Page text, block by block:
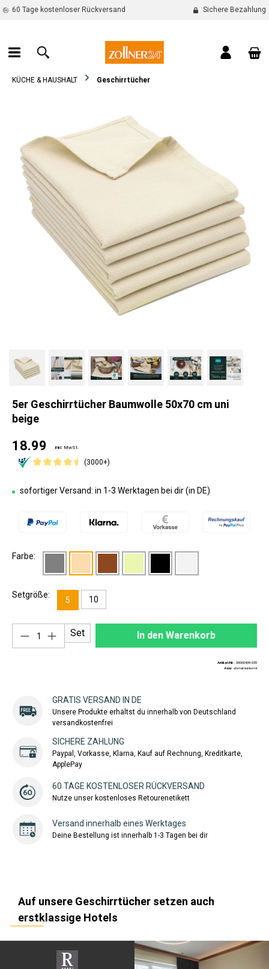
springen
60 Tage kostenloser Rückversand Sichere Bezahlung
KÜCHE & HAUSHALT Geschirrtücher
5er Geschirrtücher Baumwolle 50x70 cm uni
beige
18.99 inkl. MwSt.
(3000+)
sofortiger Versand: in 1-3 Werktagen bei dir (in DE)
Farbe:
Setgröße:
5 10
Produkt Anzahl: Gib den gewünschten
Set In den Warenkorb
Artikel-Nr.: 00000439-035
EAN: 4260408436658
GRATIS VERSAND IN DE
Unsere Produkte erhältst du innerhalb von Deutschland
versandkostenfrei
SICHERE ZAHLUNG
Paypal, Vorkasse, Klarna, Kauf auf Rechnung, Kreditkarte,
ApplePay
60 TAGE KOSTENLOSER RÜCKVERSAND
Nutze unser kostenloses Retourenetikett
Versand innerhalb eines Werktages
Deine Bestellung ist innerhalb 1-3 Tagen bei dir
Auf unsere Geschirrtücher setzen auch
erstklassige Hotels